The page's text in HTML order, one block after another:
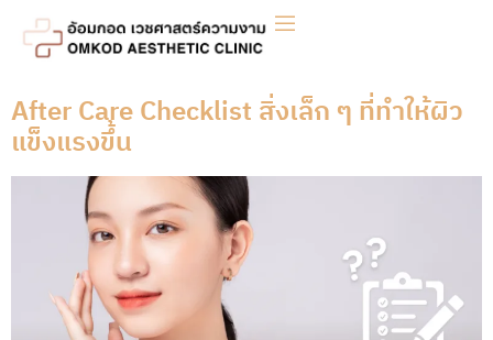
After Care Checklist สิ่งเล็ก ๆ ที่ทำให้ผิว
แข็งแรงขึ้น